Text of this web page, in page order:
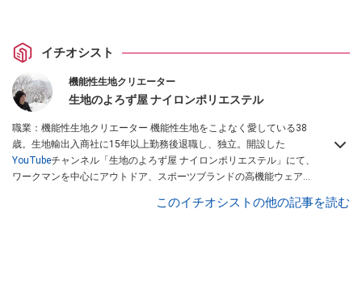
イチオシスト
機能性生地クリエーター
生地のよろず屋 ナイロンポリエステル
職業：機能性生地クリエーター 機能性生地をこよなく愛している38
歳。生地輸出入商社に15年以上勤務後退職し、独立。開設した
YouTubeチャンネル「生地のよろず屋 ナイロンポリエステル」にて、
ワークマンを中心にアウトドア、スポーツブランドの高機能ウェアを
このイチオシストの他の記事を読む